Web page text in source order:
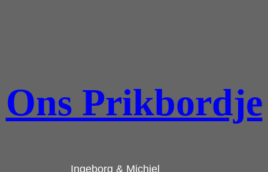
Ons Prikbordje
Ingeborg & Michiel